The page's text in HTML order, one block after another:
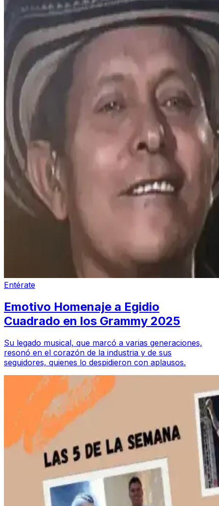
Entérate
Emotivo Homenaje a Egidio
Cuadrado en los Grammy 2025
Su legado musical, que marcó a varias generaciones,
resonó en el corazón de la industria y de sus
seguidores, quienes lo despidieron con aplausos.